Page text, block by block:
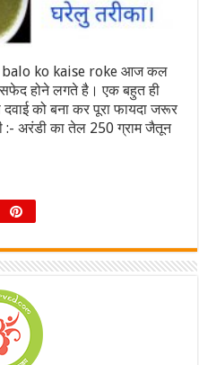
ko kaise roke आज कल
होने लगते है। एक बहुत ही
को बना कर पूरा फायदा जरूर
:- अरंडी का तेल 250 ग्राम जैतून